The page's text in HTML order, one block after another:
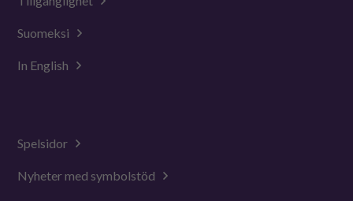
Suomeksi
In English
Spelsidor
Nyheter med symbolstöd